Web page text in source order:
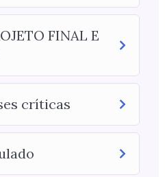
FINAL E
críticas